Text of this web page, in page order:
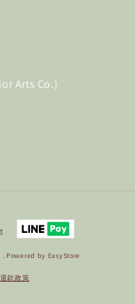
Arts Co.)
Powered by EasyStore
退款政策